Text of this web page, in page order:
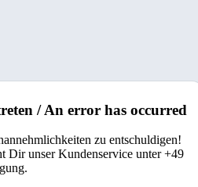
/ An error has occurred
zu entschuldigen!
Dir unser Kundenservice unter +49